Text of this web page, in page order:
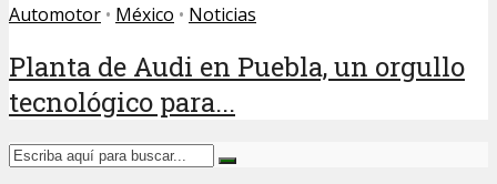
Automotor • México • Noticias
Planta de Audi en Puebla, un orgullo
tecnológico para...